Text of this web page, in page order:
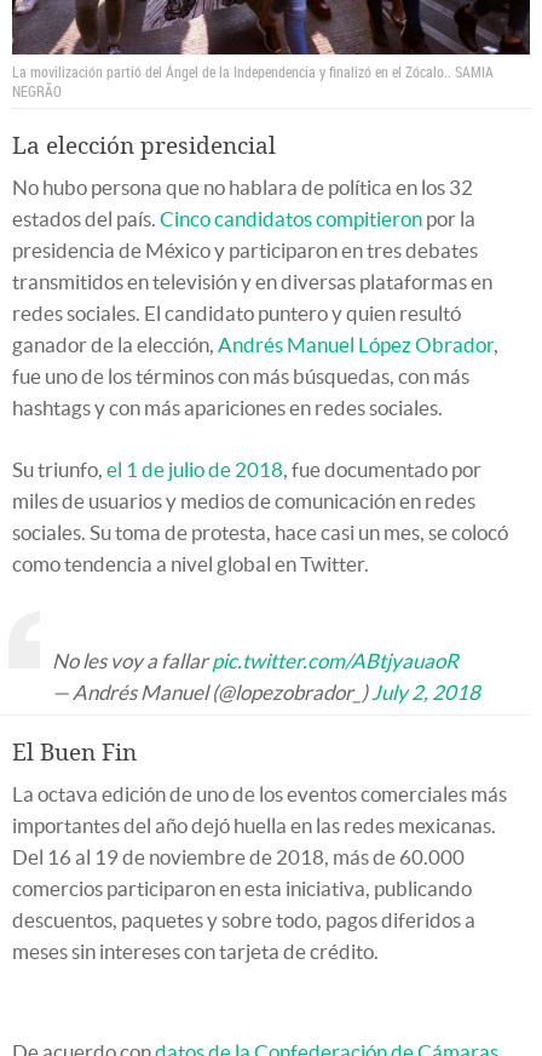
La movilización partió del Ángel de la Independencia y finalizó en el Zócalo.. SAMIA
NEGRÃO
La elección presidencial
No hubo persona que no hablara de política en los 32
estados del país. Cinco candidatos compitieron por la
presidencia de México y participaron en tres debates
transmitidos en televisión y en diversas plataformas en
redes sociales. El candidato puntero y quien resultó
ganador de la elección, Andrés Manuel López Obrador,
fue uno de los términos con más búsquedas, con más
hashtags y con más apariciones en redes sociales.
Su triunfo, el 1 de julio de 2018, fue documentado por
miles de usuarios y medios de comunicación en redes
sociales. Su toma de protesta, hace casi un mes, se colocó
como tendencia a nivel global en Twitter.
No les voy a fallarpic.twitter.com/ABtjyauaoR
— Andrés Manuel (@lopezobrador_)July 2, 2018
El Buen Fin
La octava edición de uno de los eventos comerciales más
importantes del año dejó huella en las redes mexicanas.
Del 16 al 19 de noviembre de 2018, más de 60.000
comercios participaron en esta iniciativa, publicando
descuentos, paquetes y sobre todo, pagos diferidos a
meses sin intereses con tarjeta de crédito.